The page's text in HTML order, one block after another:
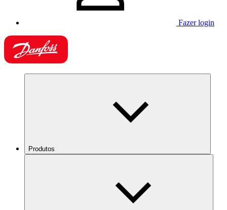
Fazer login
Produtos